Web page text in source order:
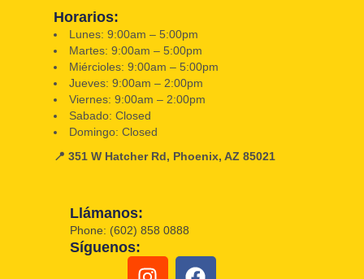
Horarios:
Lunes: 9:00am – 5:00pm
Martes: 9:00am – 5:00pm
Miércioles: 9:00am – 5:00pm
Jueves: 9:00am – 2:00pm
Viernes: 9:00am – 2:00pm
Sabado: Closed
Domingo: Closed
📍 351 W Hatcher Rd, Phoenix, AZ 85021
Llámanos:
Phone: (602) 858 0888
Síguenos: